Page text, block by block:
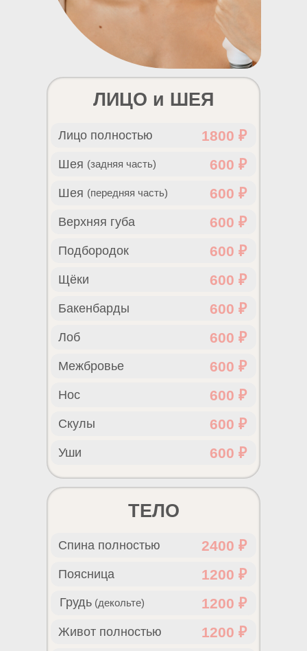
600 ₽
(передняя часть)
Шея
600 ₽
(задняя часть)
Шея
600 ₽
Верхняя губа
600 ₽
Подбородок
600 ₽
Щёки
600 ₽
Бакенбарды
600 ₽
Лоб
600 ₽
Межбровье
600 ₽
Нос
Скулы
600 ₽
600 ₽
Уши
1800 ₽
Лицо полностью
ЛИЦО и ШЕЯ
1200 ₽
(декольте)
Грудь
1200 ₽
Поясница
1200 ₽
Живот полностью
2400 ₽
Спина полностью
ТЕЛО